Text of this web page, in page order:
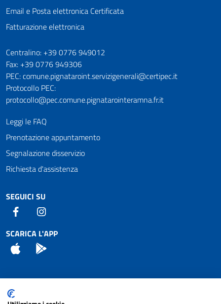
Email e Posta elettronica Certificata
Fatturazione elettronica
Numeri utili
Centralino: +39 0776 949012
Fax: +39 0776 949306
PEC: comune.pignataroint.servizigenerali@certipec.it
Protocollo PEC:
protocollo@pec.comune.pignatarointeramna.fr.it
Leggi le FAQ
Prenotazione appuntamento
Segnalazione disservizio
Richiesta d'assistenza
SEGUICI SU
Facebook
SCARICA L'APP
App Store
Attuazione Misure PNRR